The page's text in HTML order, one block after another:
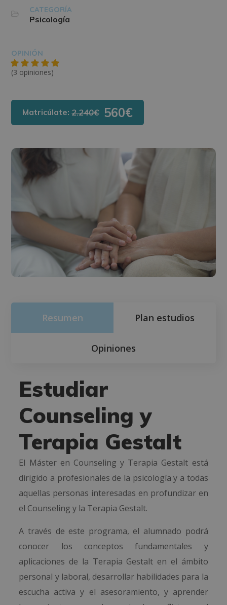
CATEGORÍA
Psicología
OPINIÓN
(3 opiniones)
Matricúlate:2.240€ 560€
Resumen Plan estudios
Opiniones
Estudiar
Counseling y
Terapia Gestalt
El Máster en Counseling y Terapia Gestalt está
dirigido a profesionales de la psicología y a todas
aquellas personas interesadas en profundizar en
el Counseling y la Terapia Gestalt.
A través de este programa, el alumnado podrá
conocer los conceptos fundamentales y
aplicaciones de la Terapia Gestalt en el ámbito
personal y laboral, desarrollar habilidades para la
escucha activa y el asesoramiento, y aprender